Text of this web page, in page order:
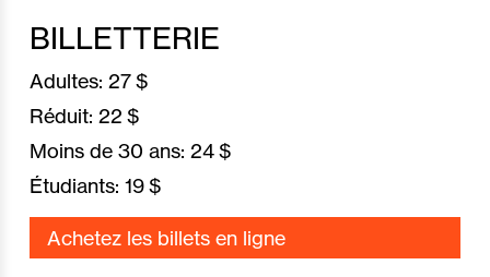
BILLETTERIE
Adultes: 27 $
Réduit: 22 $
Moins de 30 ans: 24 $
Étudiants: 19 $
Achetez les billets en ligne